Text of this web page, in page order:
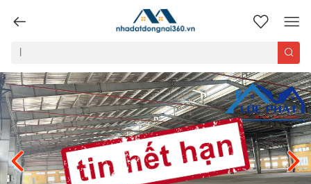
nhadatdongnai360.vn